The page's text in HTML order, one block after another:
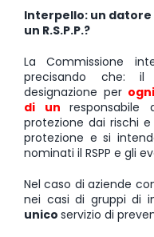
Interpello: un
un R.S.P.P.?
La Commissione
precisando che: il
designazione perog
di un
protezione dai rischi
protezione e si
nominati il RSPP e gli
Nel caso di aziende
nei casi di gruppi di
unico servizio di